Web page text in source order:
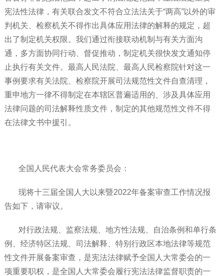
宪法性法律，有关联合发文不符合立法法关于“两高”以外的审
判机关、检察机关不得作出具体应用法律的解释的规定，超
出了制定机关权限。我们通过衔接联动机制与有关方面沟
通，多方面协同行动、督促推动，制定机关很快发文通知停
止执行有关文件。最高人民法院、最高人民检察院针对这一
事例要求有关法院、检察院开展司法规范性文件自查清理，
重申地方一律不得制定在本辖区普遍适用的、涉及具体应用
法律问题的司法解释性质文件，制定的其他规范性文件不得
在法律文书中援引。
全国人民代表大会常务委员会：
现将十三届全国人大以来暨2022年备案审查工作情况报
告如下，请审议。
对行政法规、监察法规、地方性法规、自治条例和单行条
例、经济特区法规、司法解释、特别行政区本地法律等规范
性文件开展备案审查，是宪法法律赋予全国人大常委会的一
项重要职权，是全国人大常委会履行宪法法律监督职责的一